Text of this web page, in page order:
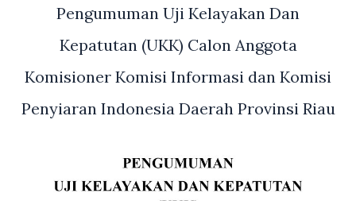
Pengumuman Uji Kelayakan Dan
Kepatutan (UKK) Calon Anggota
Komisioner Komisi Informasi dan Komisi
Penyiaran Indonesia Daerah Provinsi Riau